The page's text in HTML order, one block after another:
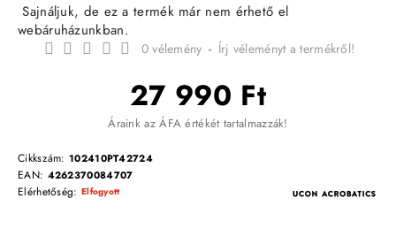
Sajnáljuk, de ez a termék már nem érhető el
webáruházunkban.
0 vélemény - Írj véleményt a termékről!
27 990 Ft
Áraink az ÁFA értékét tartalmazzák!
Cikkszám: 102410PT42724
EAN: 4262370084707
Elérhetőség: Elfogyott